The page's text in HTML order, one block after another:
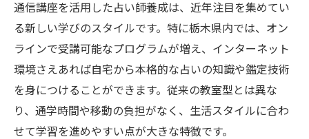
通信講座を活用した占い師養成は、近年注目を集めてい
る新しい学びのスタイルです。特に栃木県内では、オン
ラインで受講可能なプログラムが増え、インターネット
環境さえあれば自宅から本格的な占いの知識や鑑定技術
を身につけることができます。従来の教室型とは異な
り、通学時間や移動の負担がなく、生活スタイルに合わ
せて学習を進めやすい点が大きな特徴です。